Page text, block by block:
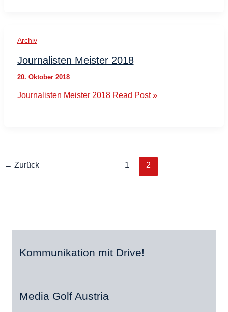
Archiv
Journalisten Meister 2018
20. Oktober 2018
Journalisten Meister 2018Read Post »
← Zurück 1 2
Kommunikation mit Drive!
Media Golf Austria